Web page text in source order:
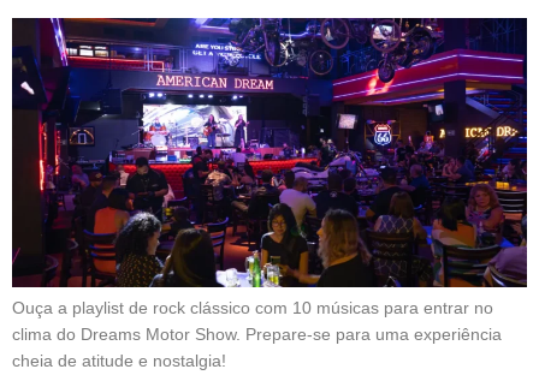
Ouça a playlist de rock clássico com 10 músicas para entrar no
clima do Dreams Motor Show. Prepare-se para uma experiência
cheia de atitude e nostalgia!